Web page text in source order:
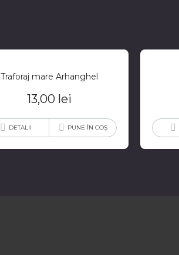
Traforaj mare Arhanghel
13,00 lei
DETALII PUNE ÎN COȘ